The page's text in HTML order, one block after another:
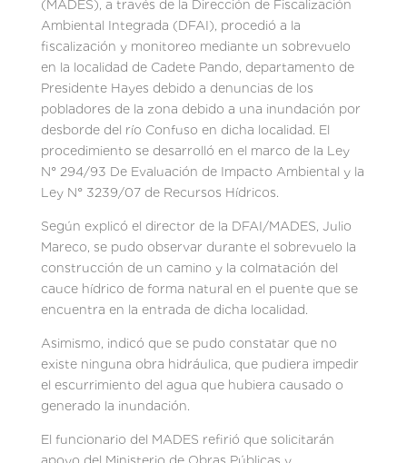
(MADES), a través de la Dirección de Fiscalización
Ambiental Integrada (DFAI), procedió a la
fiscalización y monitoreo mediante un sobrevuelo
en la localidad de Cadete Pando, departamento de
Presidente Hayes debido a denuncias de los
pobladores de la zona debido a una inundación por
desborde del río Confuso en dicha localidad. El
procedimiento se desarrolló en el marco de la Ley
N° 294/93 De Evaluación de Impacto Ambiental y la
Ley N° 3239/07 de Recursos Hídricos.
Según explicó el director de la DFAI/MADES, Julio
Mareco, se pudo observar durante el sobrevuelo la
construcción de un camino y la colmatación del
cauce hídrico de forma natural en el puente que se
encuentra en la entrada de dicha localidad.
Asimismo, indicó que se pudo constatar que no
existe ninguna obra hidráulica, que pudiera impedir
el escurrimiento del agua que hubiera causado o
generado la inundación.
El funcionario del MADES refirió que solicitarán